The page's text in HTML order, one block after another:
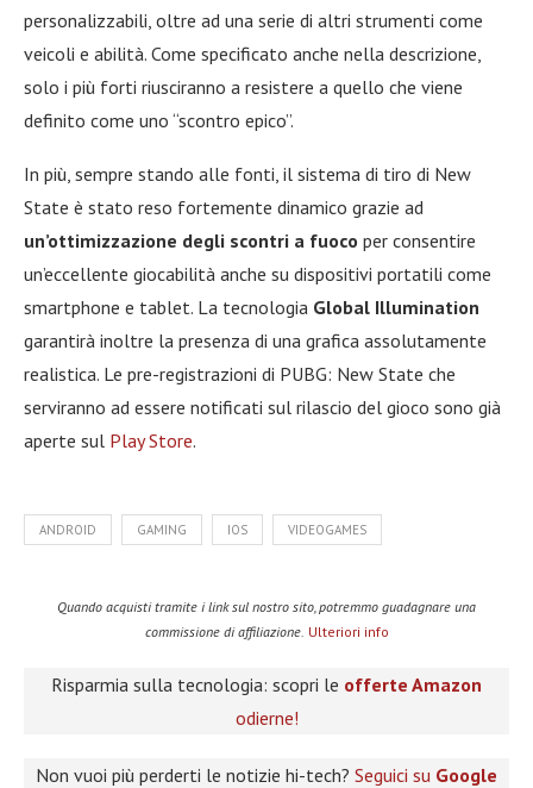
personalizzabili, oltre ad una serie di altri strumenti come
veicoli e abilità. Come specificato anche nella descrizione,
solo i più forti riusciranno a resistere a quello che viene
definito come uno “scontro epico”.
In più, sempre stando alle fonti, il sistema di tiro di New
State è stato reso fortemente dinamico grazie ad
un’ottimizzazione degli scontri a fuoco per consentire
un’eccellente giocabilità anche su dispositivi portatili come
smartphone e tablet. La tecnologia Global Illumination
garantirà inoltre la presenza di una grafica assolutamente
realistica. Le pre-registrazioni di PUBG: New State che
serviranno ad essere notificati sul rilascio del gioco sono già
aperte sul Play Store.
ANDROID GAMING IOS VIDEOGAMES
Quando acquisti tramite i link sul nostro sito, potremmo guadagnare una
commissione di affiliazione. Ulteriori info
Risparmia sulla tecnologia: scopri le offerte Amazon
odierne!
Non vuoi più perderti le notizie hi-tech? Seguici su Google